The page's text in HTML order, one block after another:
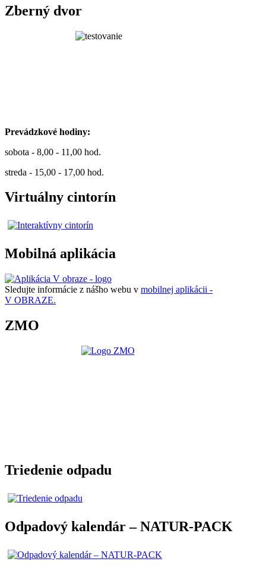
Zberný dvor
Prevádzkové hodiny:
sobota - 8,00 - 11,00 hod.
streda - 15,00 - 17,00 hod.
Virtuálny cintorín
Mobilná aplikácia
Sledujte informácie z nášho webu v mobilnej aplikácii -
V OBRAZE.
ZMO
Triedenie odpadu
Odpadový kalendár – NATUR-PACK